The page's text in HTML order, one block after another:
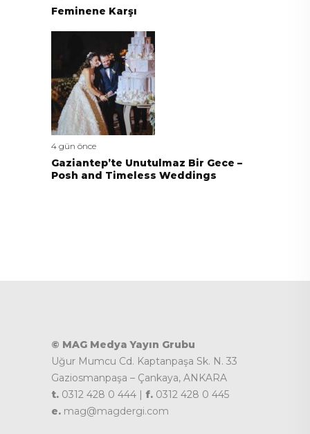
Feminene Karşı
4 gün önce
Gaziantep’te Unutulmaz Bir Gece –
Posh and Timeless Weddings
© MAG Medya Yayın Grubu
Uğur Mumcu Cd. Kaptanpaşa Sk. N. 33
Gaziosmanpaşa – Çankaya, ANKARA
t. 0312 428 0 444 | f. 0312 428 0 445
e. mag@magdergi.com